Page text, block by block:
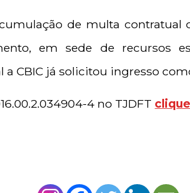
de multa contratual
em sede de recursos
CBIC já solicitou ingresso
4 no TJDFT